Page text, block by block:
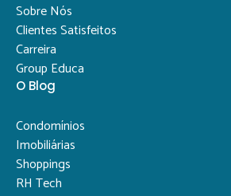
Sobre Nós
Clientes Satisfeitos
Carreira
Group Educa
O Blog
Condomínios
Imobiliárias
Shoppings
RH Tech